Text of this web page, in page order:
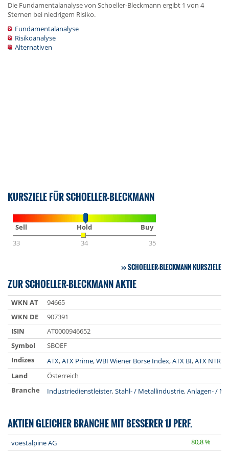
Die Fundamentalanalyse von Schoeller-Bleckmann ergibt 1 von 4
Sternen bei niedrigem Risiko.
Fundamentalanalyse
Risikoanalyse
Alternativen
KURSZIELE FÜR SCHOELLER-BLECKMANN
Sell Hold
Buy
33
34 35
SCHOELLER-BLECKMANN KURSZIELE
ZUR SCHOELLER-BLECKMANN AKTIE
WKN AT
94665
WKN DE
907391
ISIN
AT0000946652
Symbol
SBOEF
Indizes
ATX,ATX Prime,WBI Wiener Börse Index,ATX BI,ATX NTR
Land
Österreich
Branche
Industriedienstleister,Stahl- / Metallindustrie,Anlagen- /
AKTIEN GLEICHER BRANCHE MIT BESSERER 1J PERF.
voestalpine AG
80,8 %